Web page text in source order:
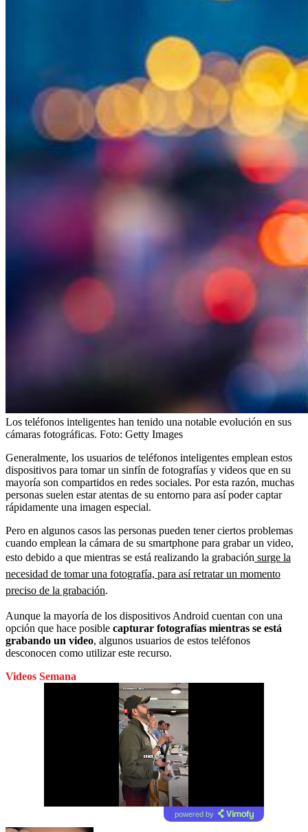
Los teléfonos inteligentes han tenido una notable evolución en sus
cámaras fotográficas. Foto: Getty Images
Generalmente, los usuarios de teléfonos inteligentes emplean estos
dispositivos para tomar un sinfín de fotografías y videos que en su
mayoría son compartidos en redes sociales. Por esta razón, muchas
personas suelen estar atentas de su entorno para así poder captar
rápidamente una imagen especial.
Pero en algunos casos las personas pueden tener ciertos problemas
cuando emplean la cámara de su smartphone para grabar un video,
esto debido a que mientras se está realizando la grabación surge la
necesidad de tomar una fotografía, para así retratar un momento
preciso de la grabación.
Aunque la mayoría de los dispositivos Android cuentan con una
opción que hace posible capturar fotografías mientras se está
grabando un video, algunos usuarios de estos teléfonos
desconocen como utilizar este recurso.
Videos Semana
powered by